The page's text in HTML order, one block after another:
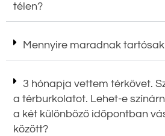
télen?
Mennyire maradnak
3 hónapja vettem térkövet.
a térburkolatot. Lehet-e
a két különböző időpontban
között?